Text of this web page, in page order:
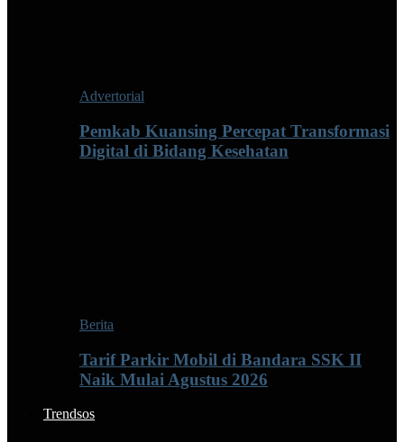
Advertorial
Pemkab Kuansing Percepat Transformasi
Digital di Bidang Kesehatan
Berita
Tarif Parkir Mobil di Bandara SSK II
Naik Mulai Agustus 2026
Trendsos